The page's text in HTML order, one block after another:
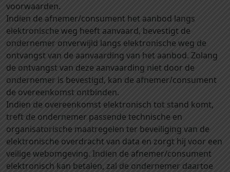
voorwaarden.
Indien de afnemer/consument het aanbod langs
elektronische weg heeft aanvaard, bevestigt de
ondernemer onverwijld langs elektronische weg de
ontvangst van de aanvaarding van het aanbod. Zolang
de ontvangst van deze aanvaarding niet door de
ondernemer is bevestigd, kan de afnemer/consument
de overeenkomst ontbinden.
Indien de overeenkomst elektronisch tot stand komt,
treft de ondernemer passende technische en
organisatorische maatregelen ter beveiliging van de
elektronische overdracht van data en zorgt hij voor een
veilige webomgeving. Indien de afnemer/consument
elektronisch kan betalen, zal de ondernemer daartoe